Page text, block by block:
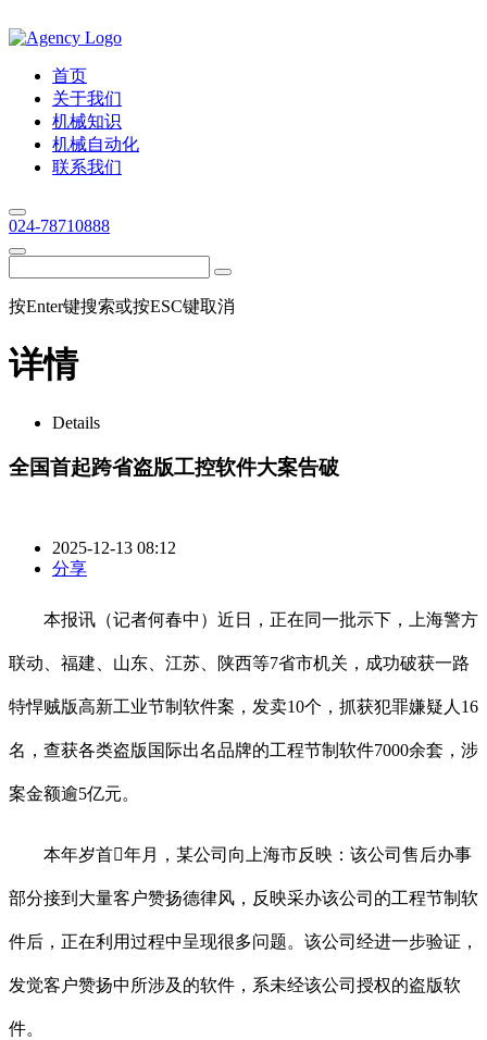
首页
关于我们
机械知识
机械自动化
联系我们
024-78710888
按Enter键搜索或按ESC键取消
详情
Details
全国首起跨省盗版工控软件大案告破
2025-12-13 08:12
分享
本报讯（记者何春中）近日，正在同一批示下，上海警方
联动、福建、山东、江苏、陕西等7省市机关，成功破获一路
特悍贼版高新工业节制软件案，发卖10个，抓获犯罪嫌疑人16
名，查获各类盗版国际出名品牌的工程节制软件7000余套，涉
案金额逾5亿元。
本年岁首年月，某公司向上海市反映：该公司售后办事
部分接到大量客户赞扬德律风，反映采办该公司的工程节制软
件后，正在利用过程中呈现很多问题。该公司经进一步验证，
发觉客户赞扬中所涉及的软件，系未经该公司授权的盗版软
件。